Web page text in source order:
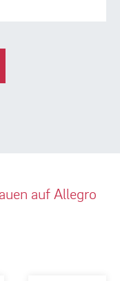
auf Allegro